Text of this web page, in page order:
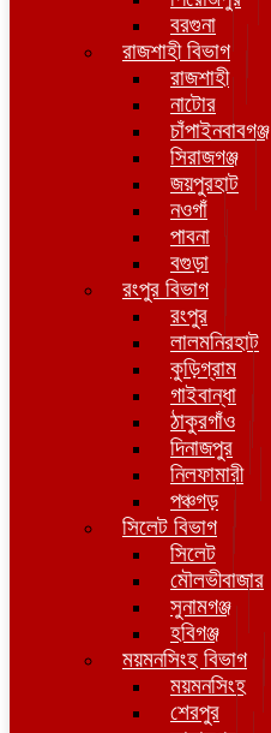
বরগুনা
রাজশাহী বিভাগ
রাজশাহী
নাটোর
চাঁপাইনবাবগঞ্জ
সিরাজগঞ্জ
জয়পুরহাট
নওগাঁ
পাবনা
বগুড়া
রংপুর বিভাগ
রংপুর
লালমনিরহাট
কুড়িগ্রাম
গাইবান্ধা
ঠাকুরগাঁও
দিনাজপুর
নিলফামারী
পঞ্চগড়
সিলেট বিভাগ
সিলেট
মৌলভীবাজার
সুনামগঞ্জ
হবিগঞ্জ
ময়মনসিংহ বিভাগ
ময়মনসিংহ
শেরপুর